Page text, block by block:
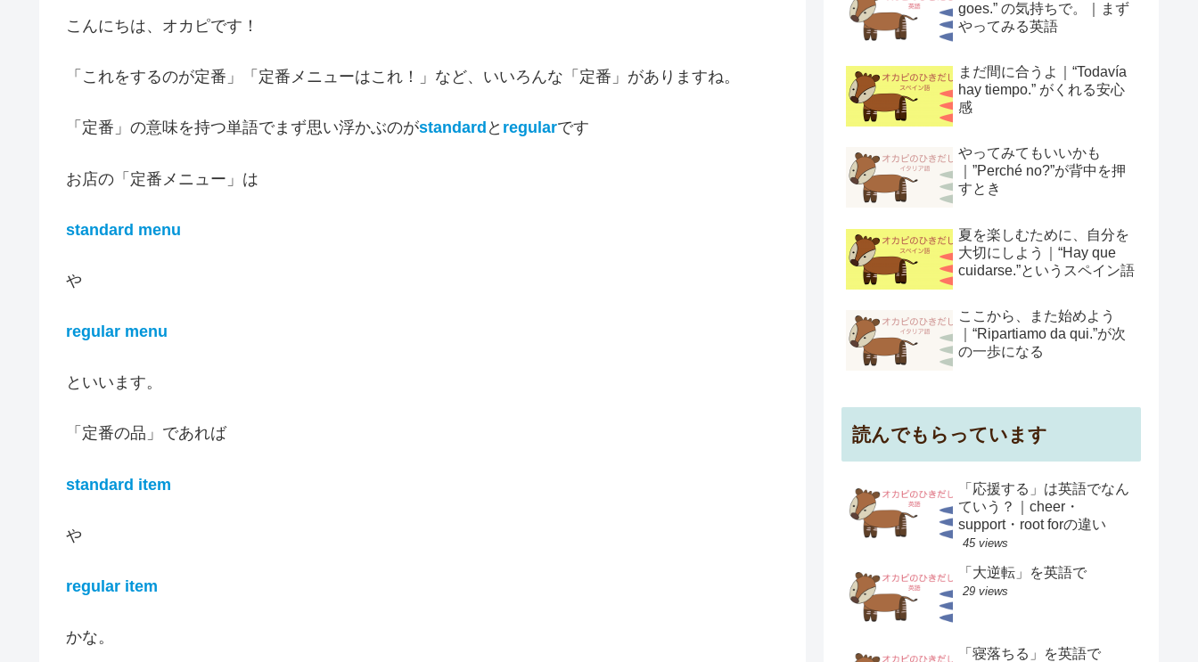
こんにちは、オカピです！
「これをするのが定番」「定番メニューはこれ！」など、いいろんな「定番」がありますね。
「定番」の意味を持つ単語でまず思い浮かぶのがstandard と regularです
お店の「定番メニュー」は
standard menu
や
regular menu
といいます。
「定番の品」であれば
standard item
や
regular item
かな。
goes.” の気持ちで。｜まず
やってみる英語
まだ間に合うよ｜“Todavía
hay tiempo.” がくれる安心
感
やってみてもいいかも
｜”Perché no?”が背中を押
すとき
夏を楽しむために、自分を
大切にしよう｜“Hay que
cuidarse.”というスペイン語
ここから、また始めよう
｜“Ripartiamo da qui.”が次
の一歩になる
読んでもらっています
「応援する」は英語でなん
ていう？｜cheer・
support・root forの違い
45 views
「大逆転」を英語で
29 views
「寝落ちる」を英語で